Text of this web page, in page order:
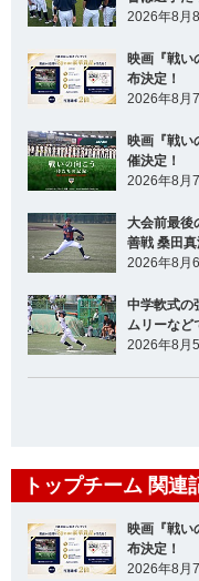
2026年8月
映画『戦い
布決定！
2026年8月
映画『戦い
催決定！
2026年8月
大会前最後
善戦 桑田
2026年8月
中学軟式の
ムリーなど
2026年8月
トップチーム 関連
映画『戦い
布決定！
2026年8月